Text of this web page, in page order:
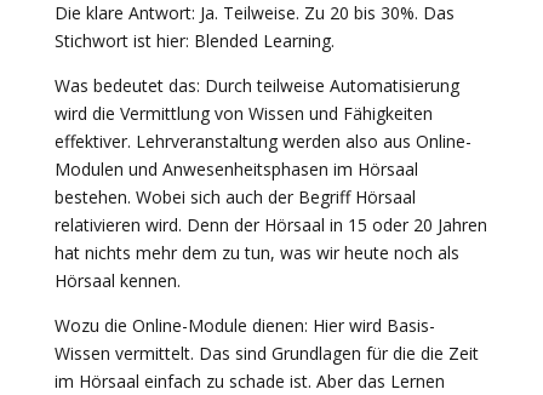
Die klare Antwort: Ja. Teilweise. Zu 20 bis 30%. Das
Stichwort ist hier: Blended Learning.
Was bedeutet das: Durch teilweise Automatisierung
wird die Vermittlung von Wissen und Fähigkeiten
effektiver. Lehrveranstaltung werden also aus Online-
Modulen und Anwesenheitsphasen im Hörsaal
bestehen. Wobei sich auch der Begriff Hörsaal
relativieren wird. Denn der Hörsaal in 15 oder 20 Jahren
hat nichts mehr dem zu tun, was wir heute noch als
Hörsaal kennen.
Wozu die Online-Module dienen: Hier wird Basis-
Wissen vermittelt. Das sind Grundlagen für die die Zeit
im Hörsaal einfach zu schade ist. Aber das Lernen